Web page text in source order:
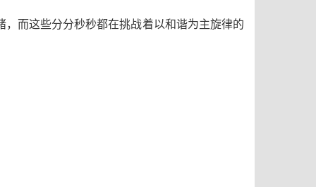
而这些分分秒秒都在挑战着以和谐为主旋律的